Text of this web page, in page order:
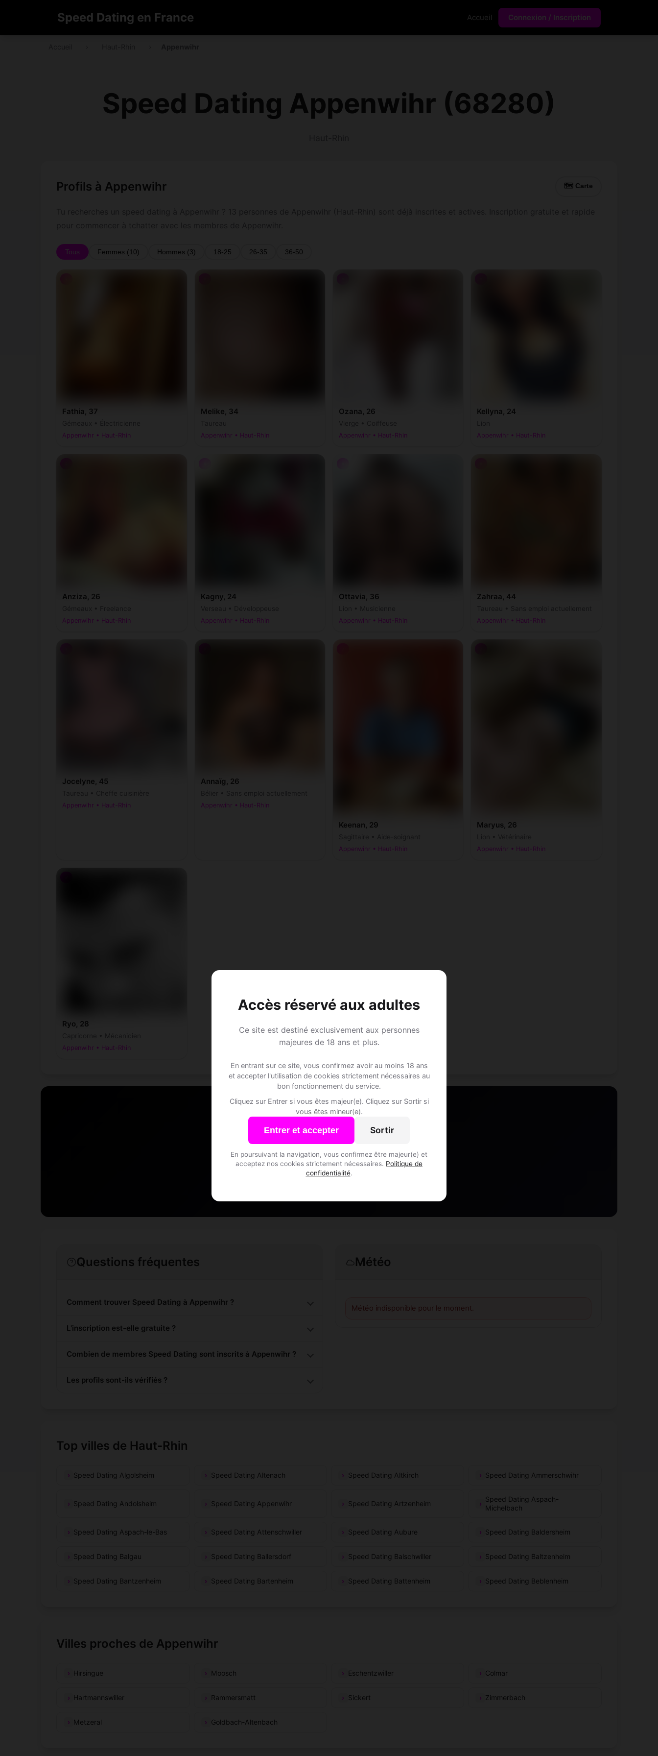
Accès réservé aux adultes
Ce site est destiné exclusivement aux personnes
majeures de 18 ans et plus.
En entrant sur ce site, vous confirmez avoir au moins 18 ans
et accepter l'utilisation de cookies strictement nécessaires au
bon fonctionnement du service.
Cliquez sur Entrer si vous êtes majeur(e). Cliquez sur Sortir si
vous êtes mineur(e).
Entrer et accepter Sortir
En poursuivant la navigation, vous confirmez être majeur(e) et
acceptez nos cookies strictement nécessaires. Politique de
confidentialité.
Speed Dating en France Accueil Connexion / Inscription
Speed Dating Appenwihr (68280)
Profils à Appenwihr 🗺 Carte
Tous Femmes (10) Hommes (3) 18-25 26-35 36-50
Fathia, 37
Appenwihr • Haut-Rhin
Melike, 34
Appenwihr • Haut-Rhin
Ozana, 26
Appenwihr • Haut-Rhin
Kellyna, 24
Appenwihr • Haut-Rhin
Anziza, 26
Appenwihr • Haut-Rhin
Kagny, 24
Appenwihr • Haut-Rhin
Ottavia, 36
Appenwihr • Haut-Rhin
Zahraa, 44
Appenwihr • Haut-Rhin
Jocelyne, 45
Appenwihr • Haut-Rhin
Annaïg, 26
Appenwihr • Haut-Rhin
Keenan, 29
Appenwihr • Haut-Rhin
Maryus, 26
Appenwihr • Haut-Rhin
Ryo, 28
Appenwihr • Haut-Rhin
Speed Dating à Appenwihr
Rejoins les membres de Appenwihr et des alentours !
S'inscrire gratuitement
Questions fréquentes
Comment trouver Speed Dating à Appenwihr ?
L'inscription est-elle gratuite ?
Combien de membres Speed Dating sont inscrits à Appenwihr ?
Les profils sont-ils vérifiés ?
Météo
Météo indisponible pour le moment.
Top villes de Haut-Rhin
Speed Dating Algolsheim Speed Dating Altenach Speed Dating Altkirch Speed Dating Ammerschwihr
Speed Dating Andolsheim Speed Dating Appenwihr Speed Dating Artzenheim
Speed Dating Aspach-
Michelbach
Speed Dating Aspach-le-Bas Speed Dating Attenschwiller Speed Dating Aubure Speed Dating Baldersheim
Speed Dating Balgau Speed Dating Ballersdorf Speed Dating Balschwiller Speed Dating Baltzenheim
Speed Dating Bantzenheim Speed Dating Bartenheim Speed Dating Battenheim Speed Dating Beblenheim
Villes proches de Appenwihr
Hirsingue Moosch Eschentzwiller Colmar
Hartmannswiller Rammersmatt Sickert Zimmerbach
Metzeral Goldbach-Altenbach